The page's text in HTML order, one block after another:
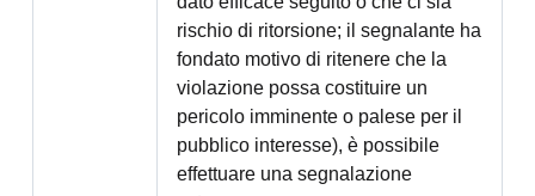
rischio di ritorsione; il segnalante ha
fondato motivo di ritenere che la
violazione possa costituire un
pericolo imminente o palese per il
pubblico interesse), è possibile
effettuare una segnalazione